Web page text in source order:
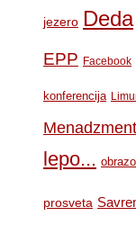
jezero Deda
EPP Facebook
konferencija
Menadzment
lepo...
prosveta